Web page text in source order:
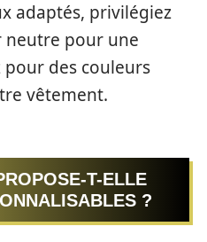
adaptés, privilégiez
neutre pour une
des couleurs
vêtement.
T-ELLE
?